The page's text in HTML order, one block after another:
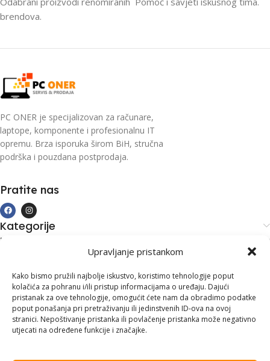
Upravljanje pristankom
Kako bismo pružili najbolje iskustvo, koristimo tehnologije poput
kolačića za pohranu i/ili pristup informacijama o uređaju. Dajući
pristanak za ove tehnologije, omogućit ćete nam da obradimo podatke
poput ponašanja pri pretraživanju ili jedinstvenih ID-ova na ovoj
stranici. Nepoštivanje pristanka ili povlačenje pristanka može negativno
utjecati na određene funkcije i značajke.
brendova.
PC ONER je specijalizovan za računare,
laptope, komponente i profesionalnu IT
opremu. Brza isporuka širom BiH, stručna
podrška i pouzdana postprodaja.
Pratite nas
Kategorije
Kupovina i podrška
Kontakt informacije
Branilaca Bosne, 75 300 Lukavac
+387 35 555 999
info@pconer.ba